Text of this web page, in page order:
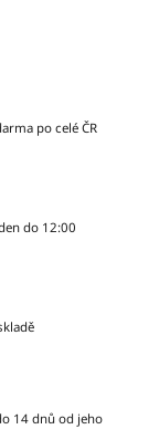
po celé ČR
do 12:00
14 dnů od jeho